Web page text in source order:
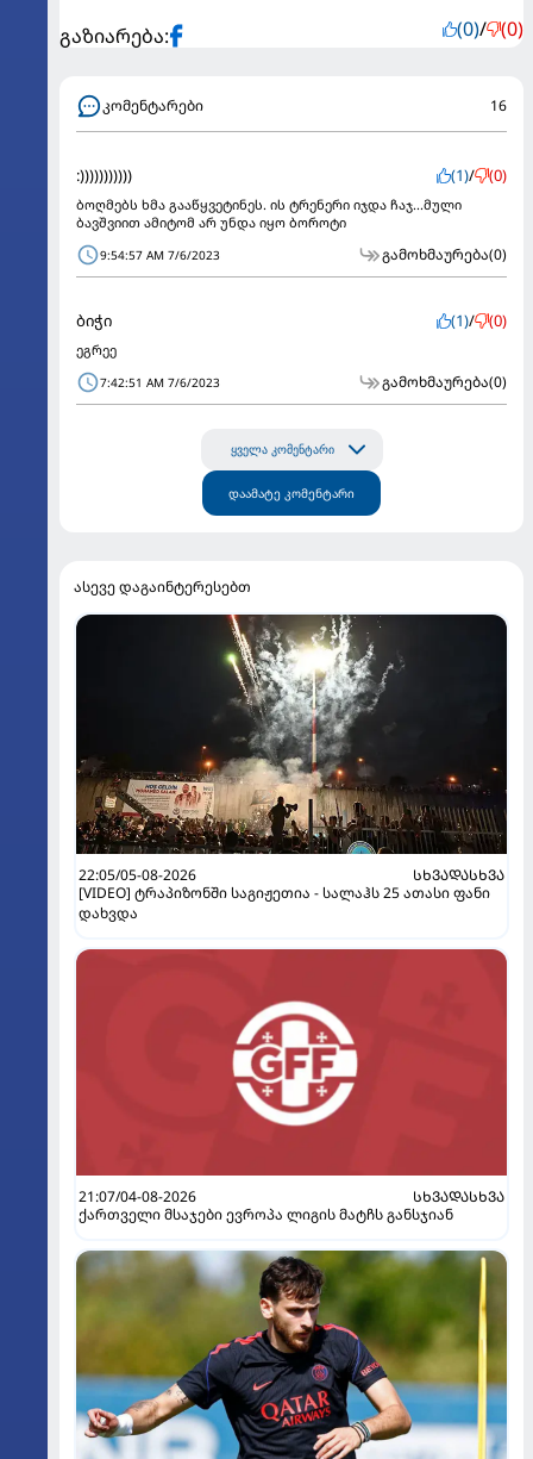
გაზიარება: (0)/ (0)
კომენტარები 16
:))))))))))) (1)/ (0)
ბოღმებს ხმა გააწყვეტინეს. ის ტრენერი იჯდა ჩაჯ...მული
ბავშვიით ამიტომ არ უნდა იყო ბოროტი
9:54:57 AM 7/6/2023 გამოხმაურება(0)
ბიჭი (1)/ (0)
ეგრეე
7:42:51 AM 7/6/2023 გამოხმაურება(0)
ყველა კომენტარი
დაამატე კომენტარი
ასევე დაგაინტერესებთ
22:05/05-08-2026
ᲡᲮᲕᲐᲓᲐᲡᲮᲕᲐ
[VIDEO] ტრაპიზონში საგიჟეთია - სალაჰს 25 ათასი ფანი
დახვდა
21:07/04-08-2026
ᲡᲮᲕᲐᲓᲐᲡᲮᲕᲐ
ქართველი მსაჯები ევროპა ლიგის მატჩს განსჯიან